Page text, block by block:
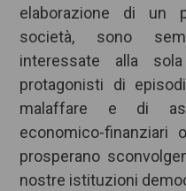
elaborazione di un
società, sono
interessate alla
protagonisti di
malaffare e di
economico-finanziari
prosperano
nostre istituzioni